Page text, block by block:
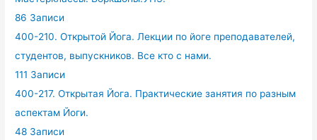
86 Записи
400-210. Открытой Йога. Лекции по йоге преподавателей,
студентов, выпускников. Все кто с нами.
111 Записи
400-217. Открытая Йога. Практические занятия по разным
аспектам Йоги.
48 Записи